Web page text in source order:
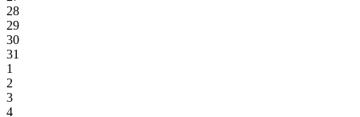
28
29
30
31
1
2
3
4